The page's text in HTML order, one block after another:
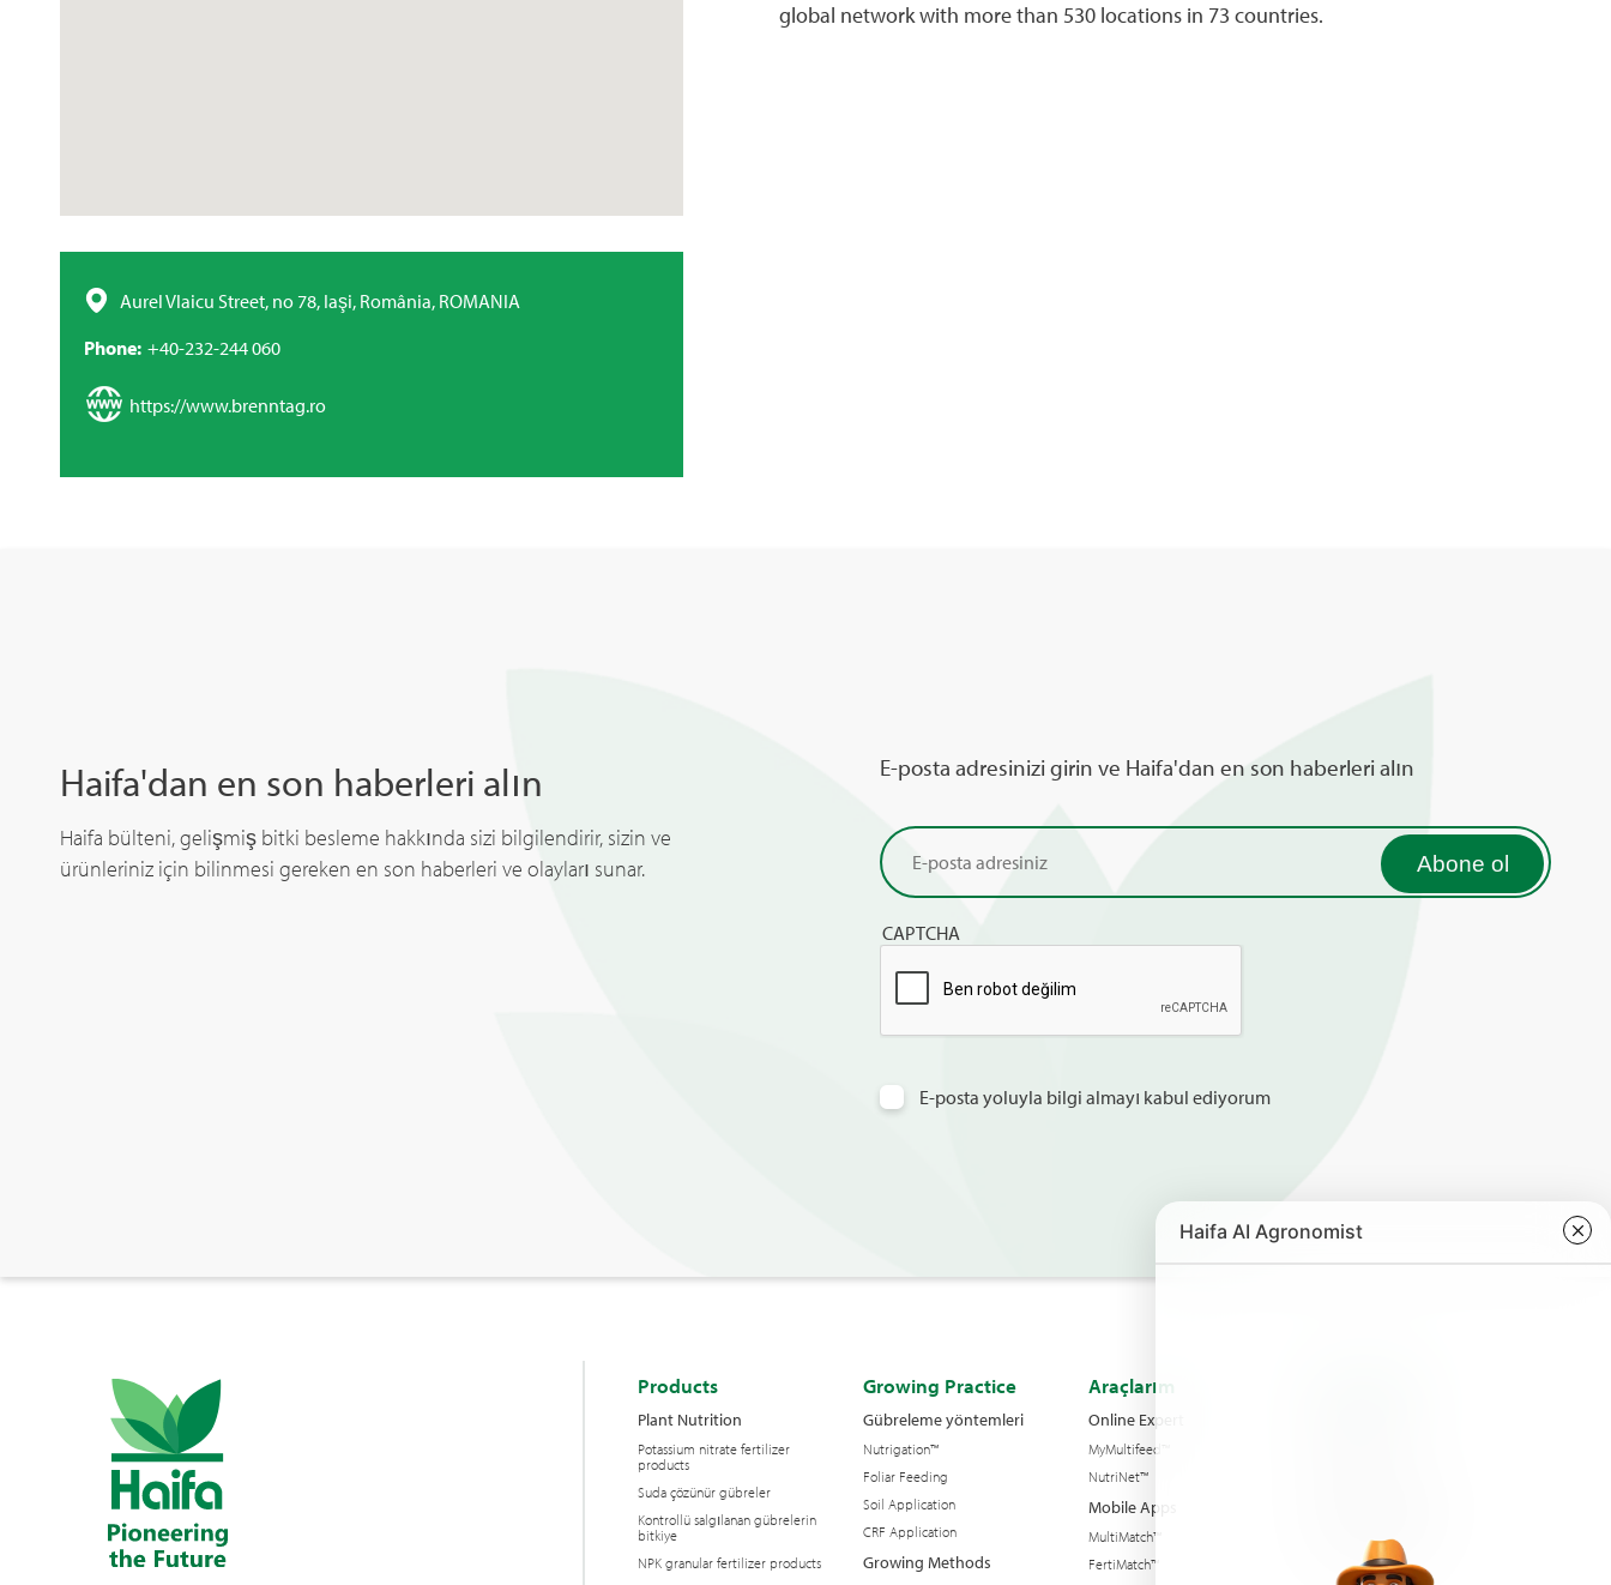
Aurel Vlaicu Street, no 78, Iaşi, România, ROMANIA
Phone +40-232-244 060
https://www.brenntag.ro
global network with more than 530 locations in 73 countries.
Haifa'dan en son haberleri alın
Haifa bülteni, gelişmiş bitki besleme hakkında sizi bilgilendirir, sizin ve
ürünleriniz için bilinmesi gereken en son haberleri ve olayları sunar.
E-posta adresinizi girin ve Haifa'dan en son haberleri alın
CAPTCHA
E-posta yoluyla bilgi almayı kabul ediyorum
Products
Plant Nutrition
Potassium nitrate fertilizer
products
Suda çözünür gübreler
Kontrollü salgılanan gübrelerin
bitkiye
NPK granular fertilizer products
Growing Practice
Gübreleme yöntemleri
Nutrigation™
Foliar Feeding
Soil Application
CRF Application
Growing Methods
Araçlarım
Online Expert
MyMultifeed™
NutriNet™
Mobile Apps
MultiMatch™
FertiMatch™
Sürdürülebilirlik